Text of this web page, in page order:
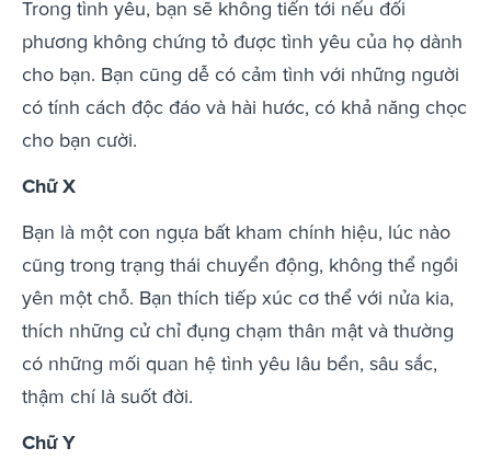
Trong tình yêu, bạn sẽ không tiến tới nếu đối
phương không chứng tỏ được tình yêu của họ dành
cho bạn. Bạn cũng dễ có cảm tình với những người
có tính cách độc đáo và hài hước, có khả năng chọc
cho bạn cười.
Chữ X
Bạn là một con ngựa bất kham chính hiệu, lúc nào
cũng trong trạng thái chuyển động, không thể ngồi
yên một chỗ. Bạn thích tiếp xúc cơ thể với nửa kia,
thích những cử chỉ đụng chạm thân mật và thường
có những mối quan hệ tình yêu lâu bền, sâu sắc,
thậm chí là suốt đời.
Chữ Y